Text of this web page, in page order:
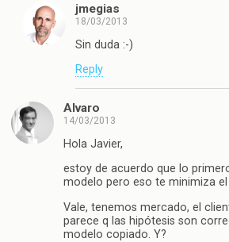
jmegias
18/03/2013
Sin duda :-)
Reply
Alvaro
14/03/2013
Hola Javier,
estoy de acuerdo que lo
modelo pero eso te minimiza
Vale, tenemos mercado, el
parece q las hipótesis son
modelo copiado. Y?